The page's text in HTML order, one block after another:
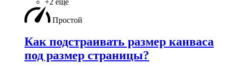
+2 ещё
Простой
Как подстраивать размер канваса
под размер страницы?